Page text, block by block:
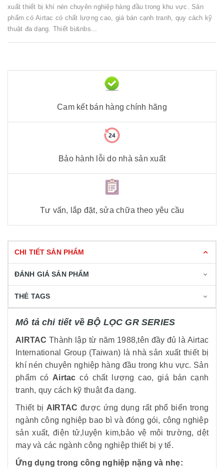
xuất thiết bị khí nén chuyên nghiệp hàng đầu trong khu vực. Sản
phẩm có Airtac có chất lượng cao, giá bán cạnh tranh, quy cách kỹ
thuật đa dạng. Thiết bị&nbs...
Cam kết bán hàng chính hãng
Bảo hành lỗi do nhà sản xuất
Tư vấn, lắp đặt, sửa chữa theo yêu cầu
CHI TIẾT SẢN PHẨM
ĐÁNH GIÁ SẢN PHẨM
THẺ TAGS
Mô tả chi tiết về BỘ LỌC GR SERIES
AIRTAC Thành lập từ năm 1988,tên đầy đủ là Airtac
International Group (Taiwan) là nhà sản xuất thiết bị
khí nén chuyên nghiệp hàng đầu trong khu vực. Sản
phẩm có Airtac có chất lượng cao, giá bán cạnh
tranh, quy cách kỹ thuật đa dạng.
Thiết bị AIRTAC được ứng dụng rất phổ biến trong
ngành công nghiệp bao bì và đóng gói, công nghiệp
sản xuất, điện tử,luyện kim,bảo vệ môi trường, dệt
may và các ngành công nghiệp thiết bị y tế.
Ứng dụng trong công nghiệp nặng và nhẹ: